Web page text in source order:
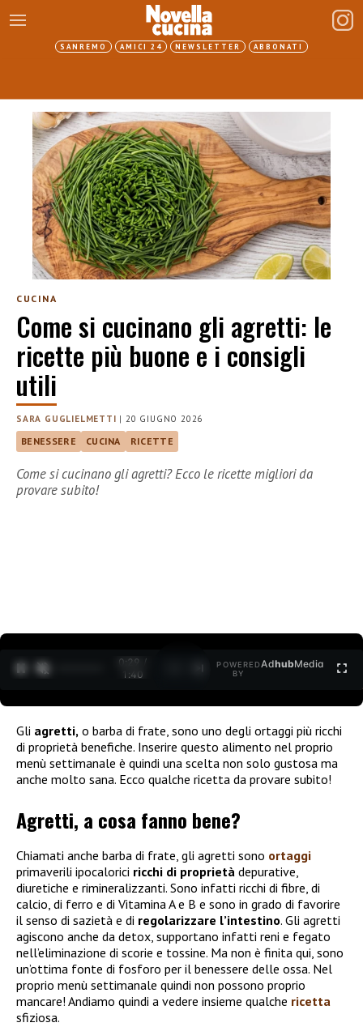
SANREMO AMICI 24 NEWSLETTER ABBONATI
CUCINA
Come si cucinano gli agretti: le
ricette più buone e i consigli
utili
SARA GUGLIELMETTI |20 GIUGNO 2026
BENESSERE CUCINA RICETTE
Come si cucinano gli agretti? Ecco le ricette migliori da
provare subito!
0:30 /
1:40
POWERED
BY
AdhubMedia
Gli agretti, o barba di frate, sono uno degli ortaggi più ricchi
di proprietà benefiche. Inserire questo alimento nel proprio
menù settimanale è quindi una scelta non solo gustosa ma
anche molto sana. Ecco qualche ricetta da provare subito!
Agretti, a cosa fanno bene?
Chiamati anche barba di frate, gli agretti sono ortaggi
primaverili ipocalorici ricchi di proprietà depurative,
diuretiche e rimineralizzanti. Sono infatti ricchi di fibre, di
calcio, di ferro e di Vitamina A e B e sono in grado di favorire
il senso di sazietà e di regolarizzare l’intestino. Gli agretti
agiscono anche da detox, supportano infatti reni e fegato
nell’eliminazione di scorie e tossine. Ma non è finita qui, sono
un’ottima fonte di fosforo per il benessere delle ossa. Nel
proprio menù settimanale quindi non possono proprio
mancare! Andiamo quindi a vedere insieme qualche ricetta
sfiziosa.